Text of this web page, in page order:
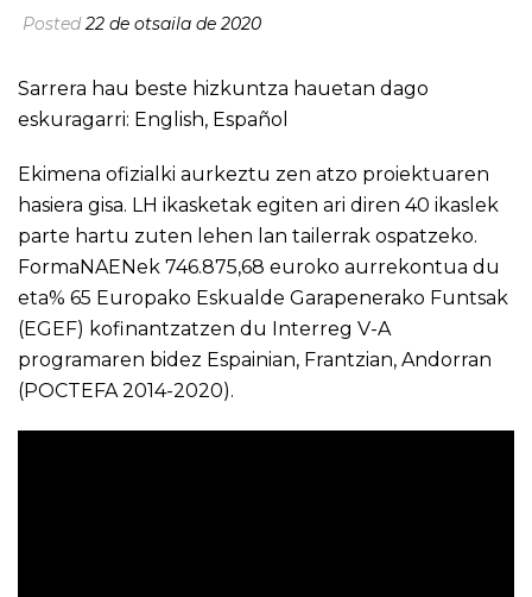
Posted22 de otsaila de 2020
Sarrera hau beste hizkuntza hauetan dago
eskuragarri: English, Español
Ekimena ofizialki aurkeztu zen atzo proiektuaren
hasiera gisa. LH ikasketak egiten ari diren 40 ikaslek
parte hartu zuten lehen lan tailerrak ospatzeko.
FormaNAENek 746.875,68 euroko aurrekontua du
eta% 65 Europako Eskualde Garapenerako Funtsak
(EGEF) kofinantzatzen du Interreg V-A
programaren bidez Espainian, Frantzian, Andorran
(POCTEFA 2014-2020).